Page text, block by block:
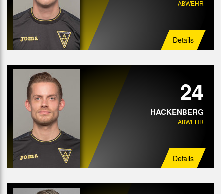
ABWEHR
Details
24
HACKENBERG
ABWEHR
Details